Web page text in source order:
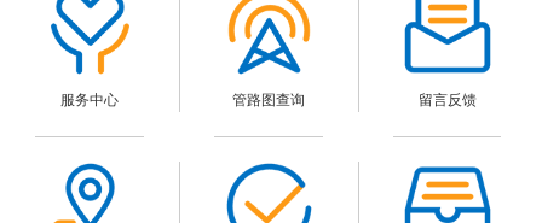
服务中心 管路图查询 留言反馈